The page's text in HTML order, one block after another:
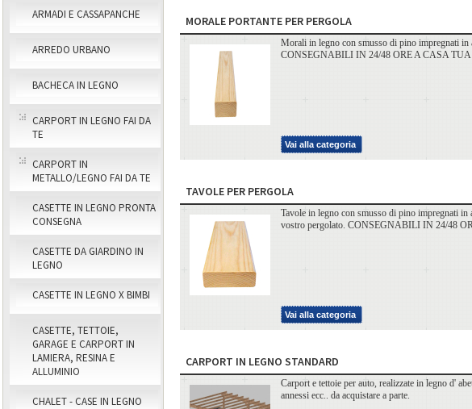
ARMADI E CASSAPANCHE
ARREDO URBANO
BACHECA IN LEGNO
CARPORT IN LEGNO FAI DA
TE
CARPORT IN
METALLO/LEGNO FAI DA TE
CASETTE IN LEGNO PRONTA
CONSEGNA
CASETTE DA GIARDINO IN
LEGNO
CASETTE IN LEGNO X BIMBI
CASETTE, TETTOIE,
GARAGE E CARPORT IN
LAMIERA, RESINA E
ALLUMINIO
CHALET - CASE IN LEGNO
MORALE PORTANTE PER PERGOLA
Morali in legno con smusso di pino impregnati
CONSEGNABILI IN 24/48 ORE A CASA
Vai alla categoria
TAVOLE PER PERGOLA
Tavole in legno con smusso di pino impregnati
vostro pergolato. CONSEGNABILI IN 24/48
Vai alla categoria
CARPORT IN LEGNO STANDARD
Carport e tettoie per auto, realizzate in legno d'
annessi ecc.. da acquistare a parte.